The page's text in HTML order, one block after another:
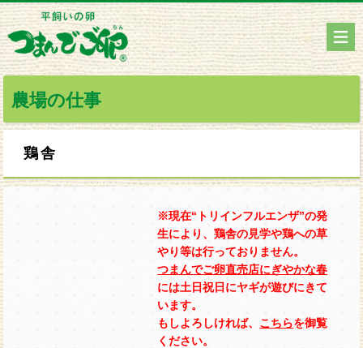
農場の仕事
鶏舎
※現在“トリインフルエンザ”の発
生により、鶏舎の見学や鶏への草
やり等は行っておりません。
つまんでご卵直売店にぎやかな春
には土日祝日にヤギが遊びにきて
います。
もしよろしければ、 こちらを御覧
ください。